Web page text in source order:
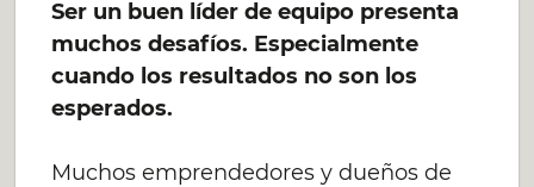
Ser un buen líder de equipo presenta
muchos desafíos. Especialmente
cuando los resultados no son los
esperados.
Muchos emprendedores y dueños de